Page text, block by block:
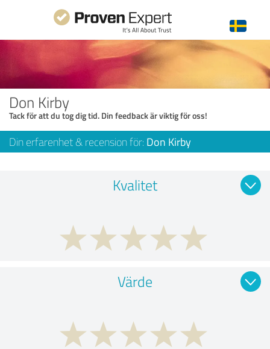
Don Kirby
Tack för att du tog dig tid. Din feedback är viktig för oss!
Din erfarenhet & recension för: Don Kirby
Kvalitet
Värde